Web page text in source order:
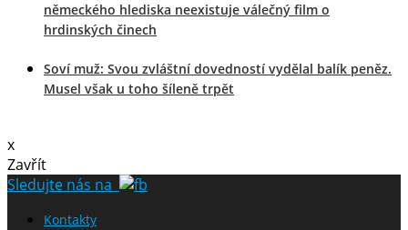
německého hlediska neexistuje válečný film o
hrdinských činech
Soví muž: Svou zvláštní dovedností vydělal balík peněz.
Musel však u toho šíleně trpět
x
Zavřít
Sledujte nás na
Kontakty